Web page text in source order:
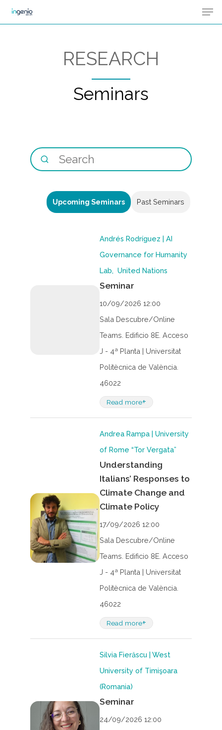
Skip
to
RESEARCH
Seminars
Upcoming Seminars Past Seminars
Andrés Rodríguez | AI
Governance for Humanity
Lab, United Nations
Seminar
10/09/2026 12:00
Sala Descubre/Online
Teams. Edificio 8E. Acceso
J - 4ª Planta | Universitat
Politècnica de València.
46022
Read more+
Andrea Rampa | University
of Rome “Tor Vergata”
Understanding
Italians’ Responses to
Climate Change and
Climate Policy
17/09/2026 12:00
Sala Descubre/Online
Teams. Edificio 8E. Acceso
J - 4ª Planta | Universitat
Politècnica de València.
46022
Read more+
Silvia Fierăscu | West
University of Timişoara
(Romania)
Seminar
24/09/2026 12:00
Menu